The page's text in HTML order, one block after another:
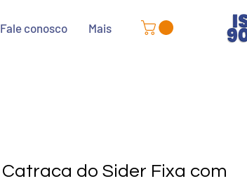
Fale conosco Mais
Catraca do Sider Fixa com